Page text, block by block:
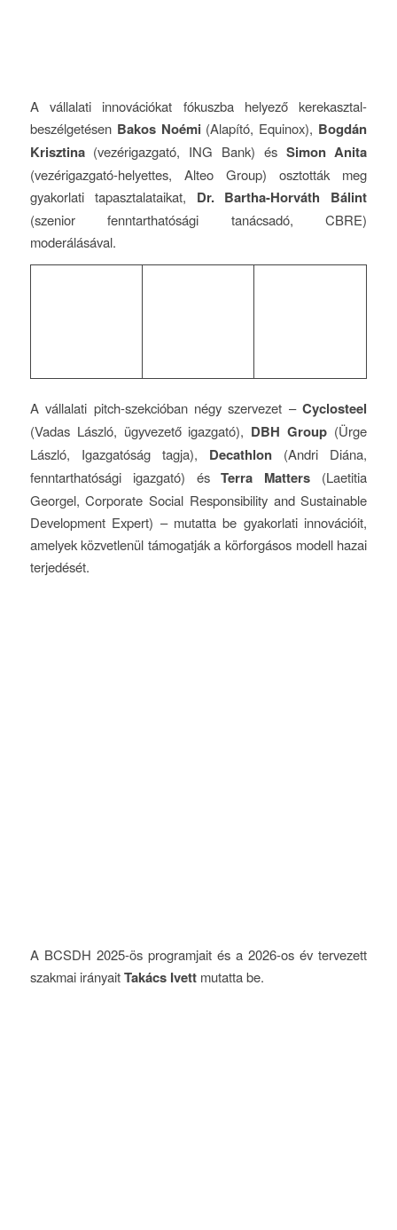
A vállalati innovációkat fókuszba helyező kerekasztal-
beszélgetésen Bakos Noémi (Alapító, Equinox), Bogdán
Krisztina(vezérigazgató, ING Bank) és Simon Anita
(vezérigazgató-helyettes, Alteo Group) osztották meg
gyakorlati tapasztalataikat, Dr. Bartha-Horváth Bálint
(szenior fenntarthatósági tanácsadó, CBRE)
moderálásával.
A vállalati pitch-szekcióban négy szervezet –Cyclosteel
(Vadas László, ügyvezető igazgató), DBH Group (Ürge
László, Igazgatóság tagja), Decathlon (Andri Diána,
fenntarthatósági igazgató) ésTerra Matters (Laetitia
Georgel, Corporate Social Responsibility and Sustainable
Development Expert) – mutatta be gyakorlati innovációit,
amelyek közvetlenül támogatják a körforgásos modell hazai
terjedését.
A BCSDH 2025-ös programjait és a 2026-os év tervezett
szakmai irányaitTakács Ivettmutatta be.